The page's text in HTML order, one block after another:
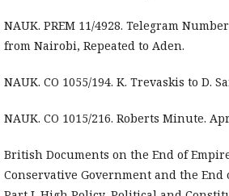
NAUK. PREM 11/4928. Telegram
from Nairobi, Repeated to Aden.
NAUK. CO 1055/194. K. Trevaskis to D.
NAUK. CO 1015/216. Roberts Minute.
British Documents on the End of
Conservative Government and the End